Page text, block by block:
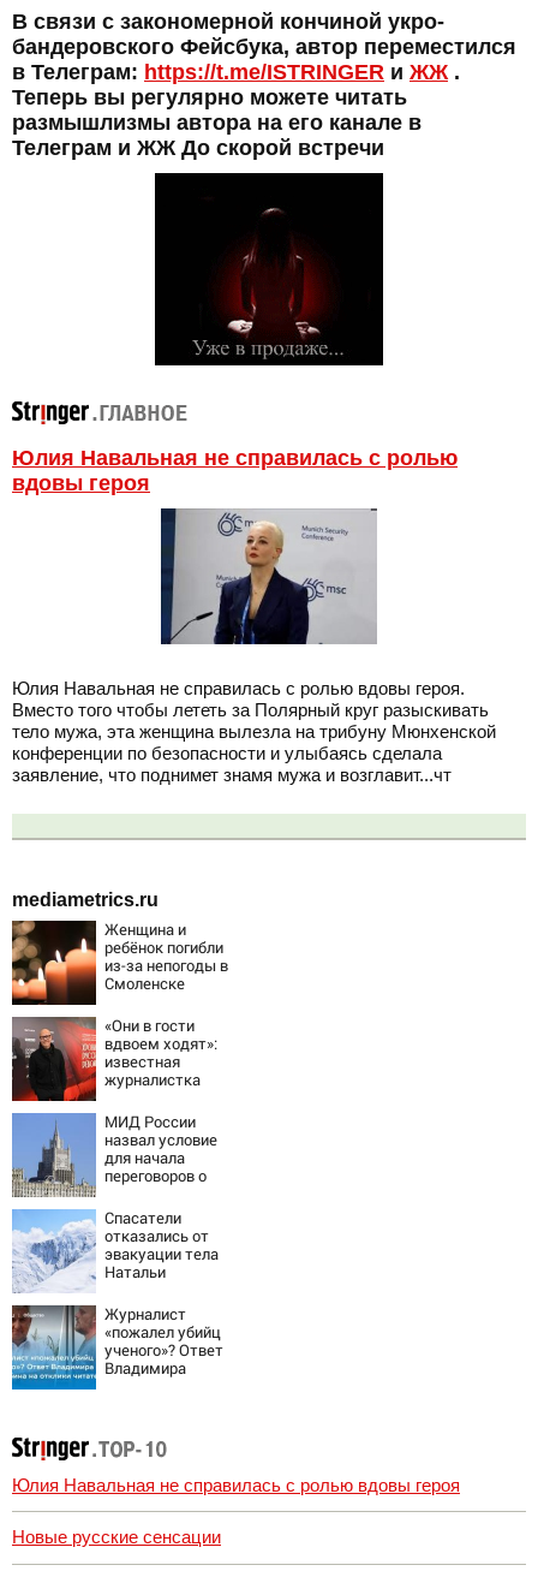
В связи с закономерной кончиной укро-
бандеровского Фейсбука, автор переместился
в Телеграм: https://t.me/ISTRINGER и ЖЖ.
Теперь вы регулярно можете читать
размышлизмы автора на его канале в
Телеграм и ЖЖ До скорой встречи
Юлия Навальная не справилась с ролью
вдовы героя
Юлия Навальная не справилась с ролью вдовы героя.
Вместо того чтобы лететь за Полярный круг разыскивать
тело мужа, эта женщина вылезла на трибуну Мюнхенской
конференции по безопасности и улыбаясь сделала
заявление, что поднимет знамя мужа и возглавит...чт
mediametrics.ru
Женщина и
ребёнок погибли
из-за непогоды в
Смоленске
«Они в гости
вдвоем ходят»:
известная
журналистка
роман
Бондарчука и
Исаковой
МИД России
назвал условие
для начала
переговоров о
Спасатели
отказались от
эвакуации тела
Натальи
семитысячника
Журналист
«пожалел убийц
ученого»? Ответ
Владимира
Юлия Навальная не справилась с ролью вдовы героя
Новые русские сенсации